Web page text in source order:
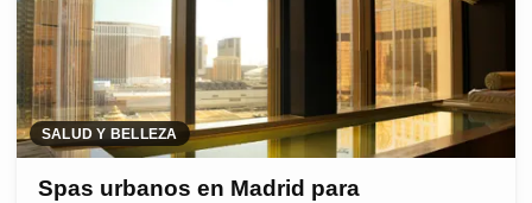
SALUD Y BELLEZA
Spas urbanos en Madrid para